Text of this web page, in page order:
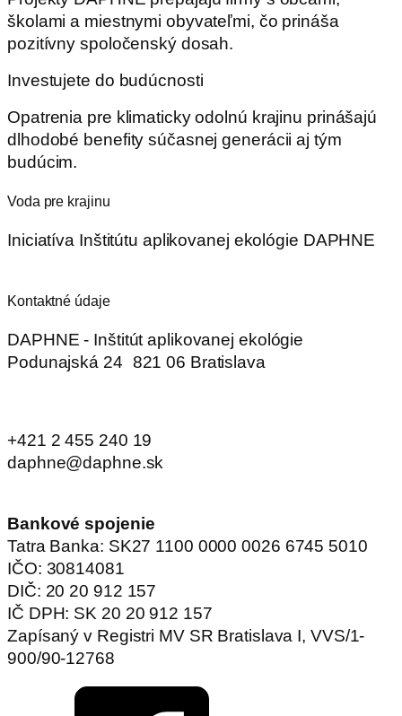
školami a miestnymi obyvateľmi, čo prináša
pozitívny spoločenský dosah.
Investujete do budúcnosti
Opatrenia pre klimaticky odolnú krajinu prinášajú
dlhodobé benefity súčasnej generácii aj tým
budúcim.
Voda pre krajinu
Iniciatíva Inštitútu aplikovanej ekológie DAPHNE
Kontaktné údaje
DAPHNE - Inštitút aplikovanej ekológie
Podunajská 24 821 06 Bratislava
+421 2 455 240 19
daphne@daphne.sk
Bankové spojenie
Tatra Banka: SK27 1100 0000 0026 6745 5010
IČO: 30814081
DIČ: 20 20 912 157
IČ DPH: SK 20 20 912 157
Zapísaný v Registri MV SR Bratislava I, VVS/1-
900/90-12768